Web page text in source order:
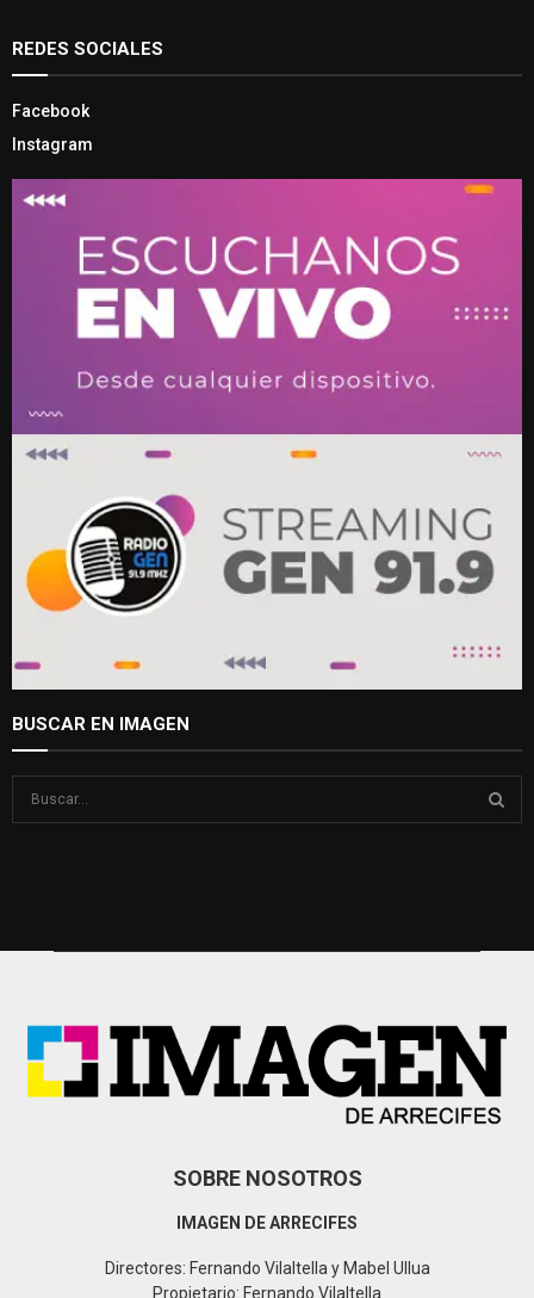
REDES SOCIALES
Facebook
Instagram
BUSCAR EN IMAGEN
SOBRE NOSOTROS
IMAGEN DE ARRECIFES
Directores: Fernando Vilaltella y Mabel Ullua
Propietario: Fernando Vilaltella